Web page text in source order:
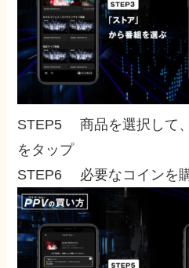
STEP5 商品を選択して、
をタップ
STEP6 必要なコインを